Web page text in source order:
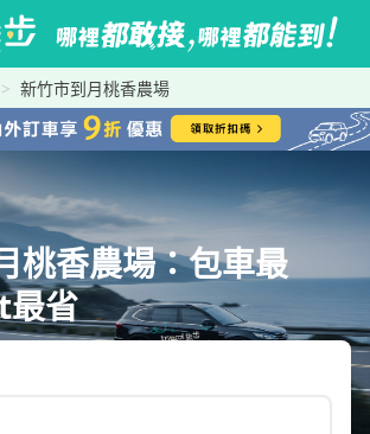
新竹市到月桃香農場
桃香農場：包車最
省